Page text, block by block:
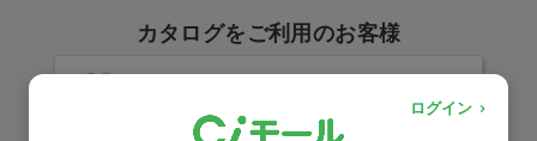
カタログをご利用のお客様
ログイン